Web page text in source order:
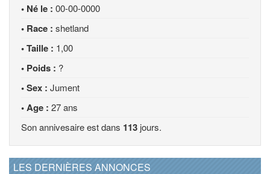
• Né le : 00-00-0000
• Race : shetland
• Taille : 1,00
• Poids : ?
• Sex : Jument
• Age : 27 ans
Son annivesaire est dans 113 jours.
LES DERNIÈRES ANNONCES